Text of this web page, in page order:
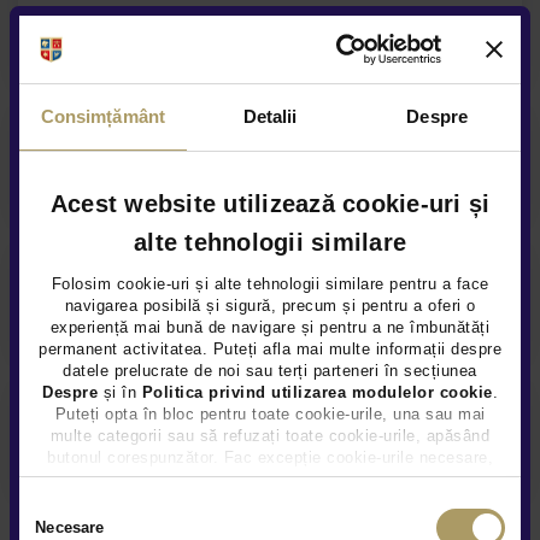
Consimțământ Detalii Despre
Acest website utilizează cookie-uri și
alte tehnologii similare
Folosim cookie-uri și alte tehnologii similare pentru a face
navigarea posibilă și sigură, precum și pentru a oferi o
experiență mai bună de navigare și pentru a ne îmbunătăți
permanent activitatea. Puteți afla mai multe informații despre
datele prelucrate de noi sau terți parteneri în secțiunea
Despre și în Politica privind utilizarea modulelor cookie
Puteți opta în bloc pentru toate cookie-urile, una sau mai
multe categorii sau să refuzați toate cookie-urile, apăsând
butonul corespunzător. Fac excepție cookie-urile necesare,
care sunt activate automat, conform legislației în vigoare.
Necesare
Garanție extinsă
Acoperire service anuala
Asistenta rutiera garantata